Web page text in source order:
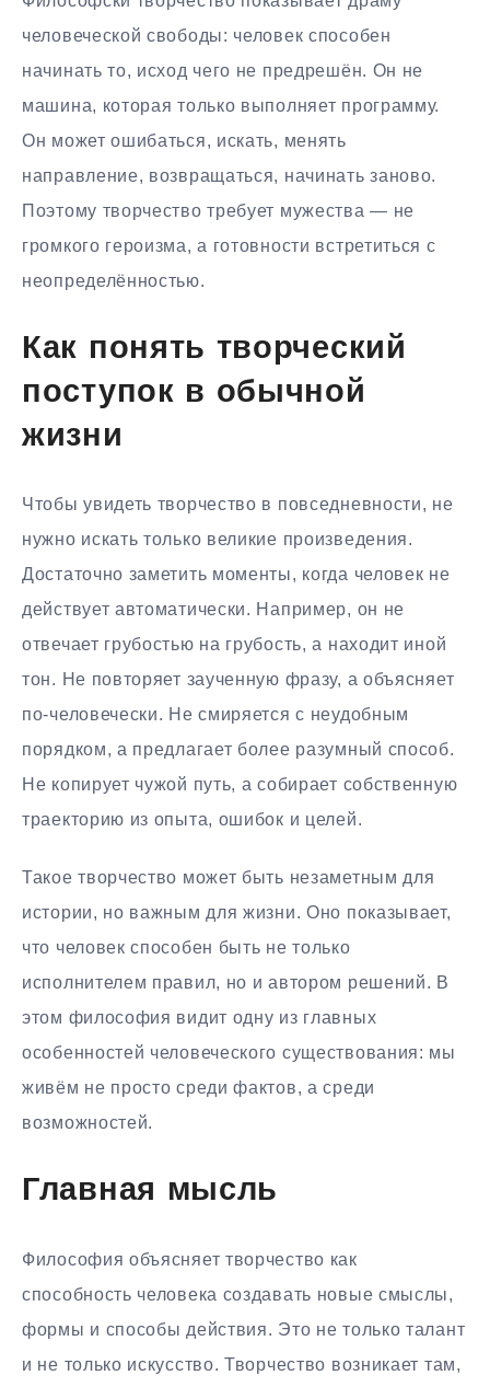
человеческой свободы: человек способен
начинать то, исход чего не предрешён. Он не
машина, которая только выполняет программу.
Он может ошибаться, искать, менять
направление, возвращаться, начинать заново.
Поэтому творчество требует мужества — не
громкого героизма, а готовности встретиться с
неопределённостью.
Как понять творческий
поступок в обычной
жизни
Чтобы увидеть творчество в повседневности, не
нужно искать только великие произведения.
Достаточно заметить моменты, когда человек не
действует автоматически. Например, он не
отвечает грубостью на грубость, а находит иной
тон. Не повторяет заученную фразу, а объясняет
по-человечески. Не смиряется с неудобным
порядком, а предлагает более разумный способ.
Не копирует чужой путь, а собирает собственную
траекторию из опыта, ошибок и целей.
Такое творчество может быть незаметным для
истории, но важным для жизни. Оно показывает,
что человек способен быть не только
исполнителем правил, но и автором решений. В
этом философия видит одну из главных
особенностей человеческого существования: мы
живём не просто среди фактов, а среди
возможностей.
Главная мысль
Философия объясняет творчество как
способность человека создавать новые смыслы,
формы и способы действия. Это не только талант
и не только искусство. Творчество возникает там,